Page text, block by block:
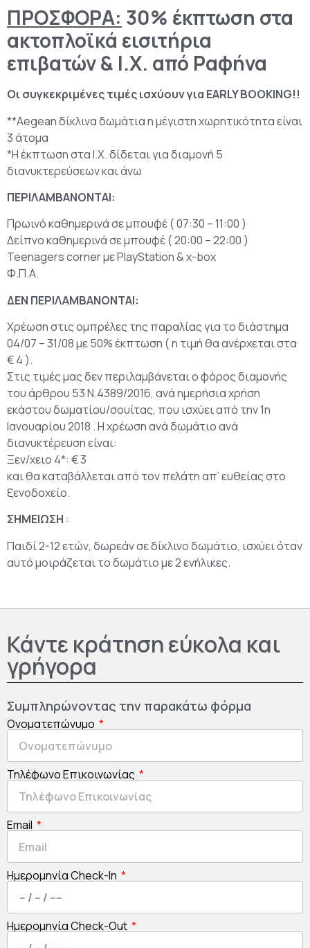
ΠΡΟΣΦΟΡΑ: 30% έκπτωση στα
ακτοπλοϊκά εισιτήρια
επιβατών & I.X. από Ραφήνα
Οι συγκεκριμένες τιμές ισχύουν για EARLY BOOKING!!
**Aegean δίκλινα δωμάτια η μέγιστη χωρητικότητα είναι
3 άτομα
*Η έκπτωση στα Ι.Χ. δίδεται για διαμονή 5
διανυκτερεύσεων και άνω
ΠΕΡΙΛΑΜΒΑΝΟΝΤΑΙ:
Πρωινό καθημερινά σε μπουφέ ( 07:30 – 11:00 )
Δείπνο καθημερινά σε μπουφέ ( 20:00 – 22:00 )
Teenagers corner με PlayStation & x-box
Φ.Π.Α.
ΔΕΝ ΠΕΡΙΛΑΜΒΑΝΟΝΤΑΙ:
Χρέωση στις ομπρέλες της παραλίας για το διάστημα
04/07 – 31/08 με 50% έκπτωση ( η τιμή θα ανέρχεται στα
€ 4 ).
Στις τιμές μας δεν περιλαμβάνεται ο φόρος διαμονής
του άρθρου 53 Ν.4389/2016, ανά ημερήσια χρήση
εκάστου δωματίου/σουίτας, που ισχύει από την 1η
Ιανουαρίου 2018 . Η χρέωση ανά δωμάτιο ανά
διανυκτέρευση είναι:
Ξεν/χειο 4*: € 3
και θα καταβάλλεται από τον πελάτη απ’ ευθείας στο
ξενοδοχείο.
ΣΗΜΕΙΩΣΗ :
Παιδί 2-12 ετών, δωρεάν σε δίκλινο δωμάτιο, ισχύει όταν
αυτό μοιράζεται το δωμάτιο με 2 ενήλικες.
Κάντε κράτηση εύκολα και
γρήγορα
Συμπληρώνοντας την παρακάτω φόρμα
Ονοματεπώνυμο
Τηλέφωνο Επικοινωνίας
Email
Ημερομηνία Check-In
Ημερομηνία Check-Out